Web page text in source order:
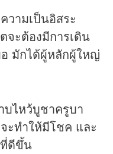
วามเป็นอิสระ
จะต้องมีการเดิน
อ มักได้ผู้หลักผู้ใหญ่
บไหว้บูชาครูบา
ะทำให้มีโชค และ
ที่ดีขึ้น